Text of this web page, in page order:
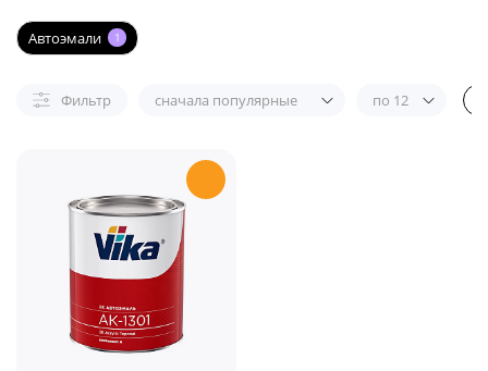
Автоэмали 1
Фильтр сначала популярные по 12